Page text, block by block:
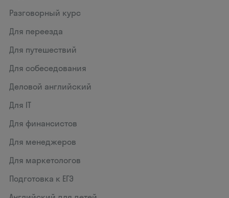
Разговорный курс
Для переезда
Для путешествий
Для собеседования
Деловой английский
Для IT
Для финансистов
Для менеджеров
Для маркетологов
Подготовка к ЕГЭ